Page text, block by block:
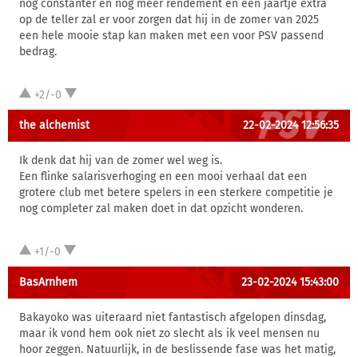
nog constanter en nog meer rendement en een jaartje extra
op de teller zal er voor zorgen dat hij in de zomer van 2025
een hele mooie stap kan maken met een voor PSV passend
bedrag.
+2/-0
the alchemist 22-02-2024 12:56:35
Ik denk dat hij van de zomer wel weg is.
Een flinke salarisverhoging en een mooi verhaal dat een
grotere club met betere spelers in een sterkere competitie je
nog completer zal maken doet in dat opzicht wonderen.
+1/-0
BasArnhem 23-02-2024 15:43:00
Bakayoko was uiteraard niet fantastisch afgelopen dinsdag,
maar ik vond hem ook niet zo slecht als ik veel mensen nu
hoor zeggen. Natuurlijk, in de beslissende fase was het matig,